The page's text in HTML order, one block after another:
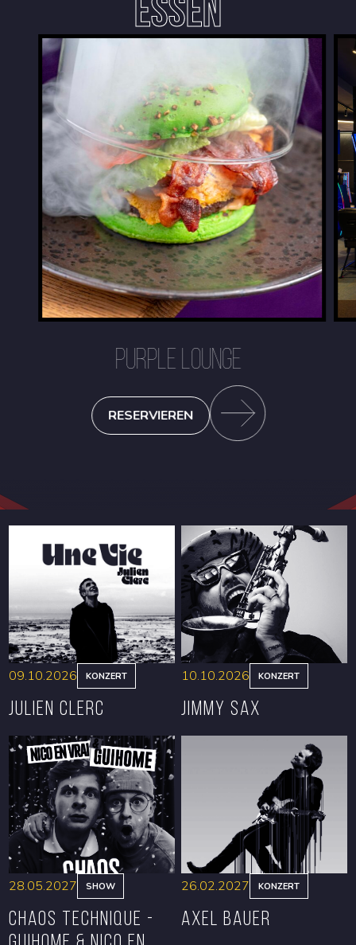
PURPLE LOUNGE
RESERVIEREN
RESERVIEREN
09.10.2026 KONZERT
Julien Clerc
RESERVIEREN
10.10.2026 KONZERT
Jimmy Sax
28.05.2027 SHOW
CHAOS TECHNIQUE -
26.02.2027 KONZERT
Axel Bauer